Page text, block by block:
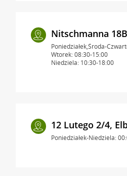
Nitschmanna
Poniedziałek,Środa-
Wtorek: 08:30-15:00
Niedziela: 10:30-18:00
12 Lutego 2/4,
Poniedziałek-Niedziela: